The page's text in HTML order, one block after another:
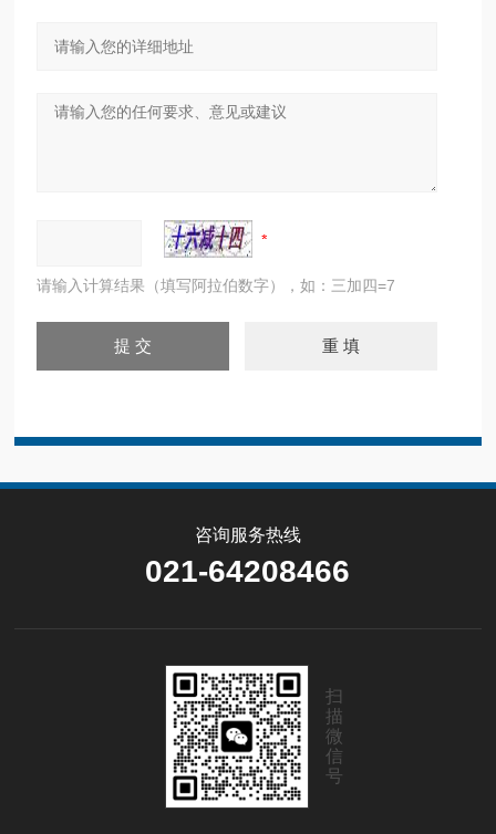
请输入计算结果（填写阿拉伯数字），如：三加四=7
咨询服务热线
021-64208466
扫
描
微
信
号